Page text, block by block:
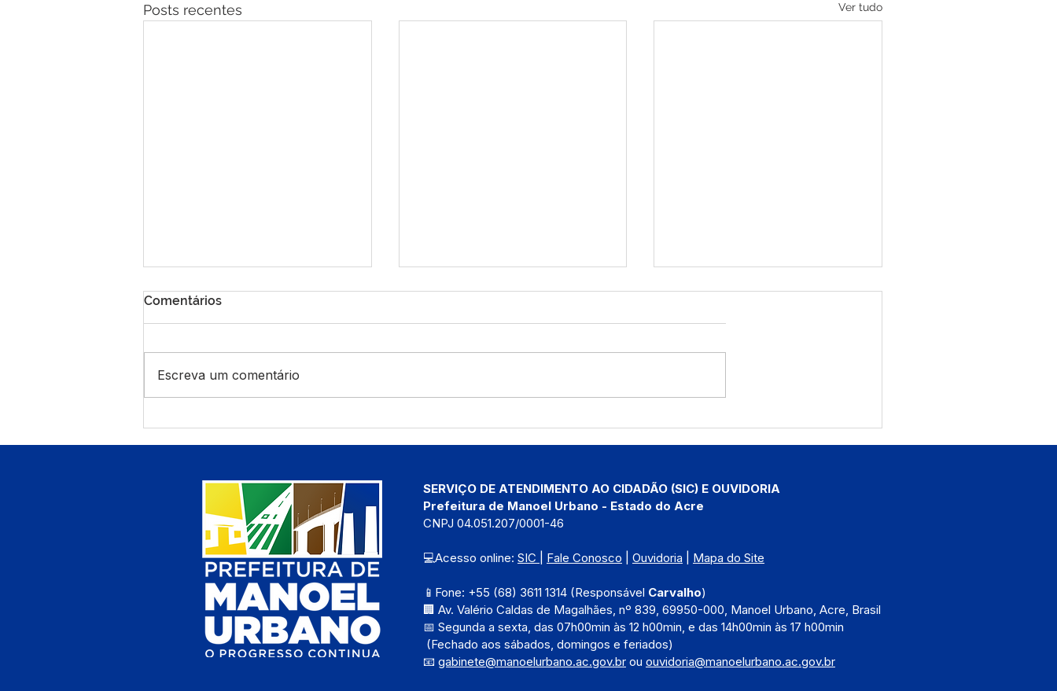
Posts recentes Ver tudo
queimadas em Manoel
Urbano
Comentários
Escreva um comentário
SERVIÇO DE ATENDIMENTO AO CIDADÃO (SIC) E OUVIDORIA
Prefeitura de Manoel Urbano - Estado do Acre
CNPJ 04.051.207/0001-46
💻Acesso online: SIC Fale Conosco Ouvidoria Mapa do Site
📱Fone: +55 (68) 3611 1314 (Responsável Carvalho)
🏢 Av. Valério Caldas de Magalhães, nº 839, 69950-000, Manoel Urbano, Acre, Brasil
📅 Segunda a sexta, das 07h00min às 12 h00min, e das 14h00min às 17 h00min
(Fechado aos sábados, domingos e feriados)
📧 gabinete@manoelurbano.ac.gov.br ou ouvidoria@manoelurbano.ac.gov.br